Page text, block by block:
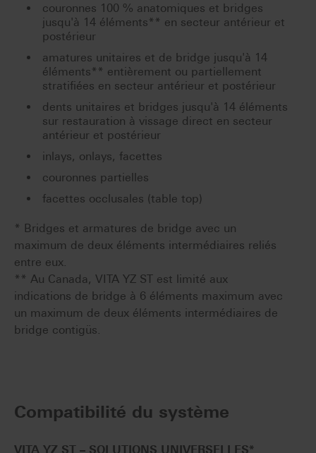
couronnes 100 % anatomiques et bridges
jusqu'à 14 éléments** en secteur antérieur et
postérieur
amatures unitaires et de bridge jusqu'à 14
éléments** entièrement ou partiellement
stratifiées en secteur antérieur et postérieur
dents unitaires et bridges jusqu'à 14 éléments
sur restauration à vissage direct en secteur
antérieur et postérieur
inlays, onlays, facettes
couronnes partielles
facettes occlusales (table top)
* Bridges et armatures de bridge avec un
maximum de deux éléments intermédiaires reliés
entre eux.
** Au Canada, VITA YZ ST est limité aux
indications de bridge à 6 éléments maximum avec
un maximum de deux éléments intermédiaires de
bridge contigüs.
Compatibilité du système
VITA YZ ST – SOLUTIONS UNIVERSELLES*